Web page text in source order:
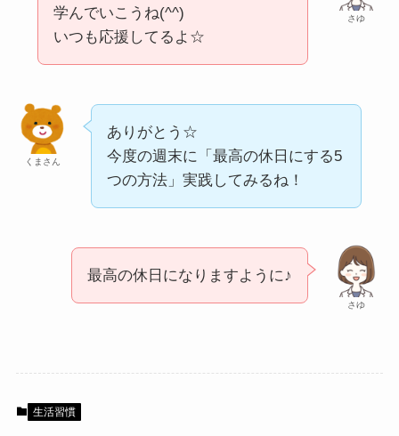
さゆ
学んでいこうね(^^)
いつも応援してるよ☆
くまさん
ありがとう☆
今度の週末に「最高の休日にする5
つの方法」実践してみるね！
さゆ
最高の休日になりますように♪
生活習慣